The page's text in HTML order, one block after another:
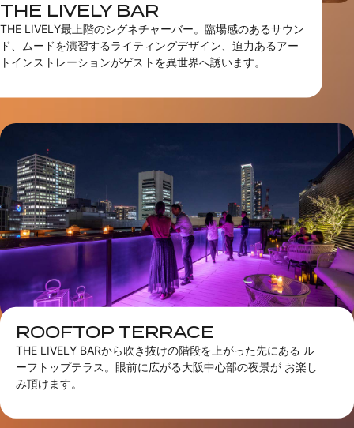
THE LIVELY BAR
THE LIVELY最上階のシグネチャーバー。臨場感のあるサウン
ド、ムードを演習するライティングデザイン、迫力あるアー
トインストレーションがゲストを異世界へ誘います。
ROOFTOP TERRACE
THE LIVELY BARから吹き抜けの階段を上がった先にある ル
ーフトップテラス。眼前に広がる大阪中心部の夜景が お楽し
み頂けます。